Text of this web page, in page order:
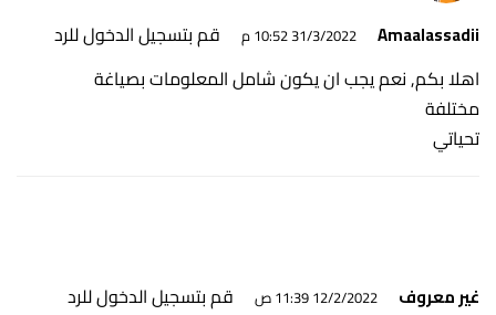
Amaalassadii 31/3/2022 10:52 م
قم بتسجيل الدخول للرد
اهلا بكم, نعم يجب ان يكون شامل المعلومات بصياغة
مختلفة
تحياتي
غير معروف 12/2/2022 11:39 ص
قم بتسجيل الدخول للرد